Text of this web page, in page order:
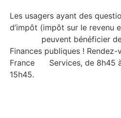
Les usagers ayant des
d’impôt (impôt sur le revenu
peuvent bénéficier de
Finances publiques !
France Services, de 8h45 à
15h45.